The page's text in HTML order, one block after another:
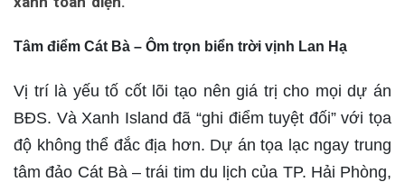
Tâm điểm Cát Bà – Ôm trọn biển trời vịnh Lan Hạ
Vị trí là yếu tố cốt lõi tạo nên giá trị cho mọi dự án
BĐS. Và Xanh Island đã “ghi điểm tuyệt đối” với tọa
độ không thể đắc địa hơn. Dự án tọa lạc ngay trung
tâm đảo Cát Bà – trái tim du lịch của TP. Hải Phòng,